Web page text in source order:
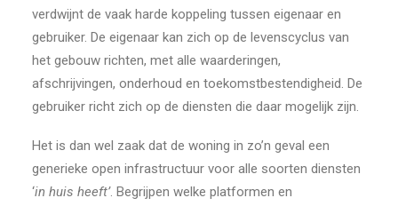
verdwijnt de vaak harde koppeling tussen eigenaar en
gebruiker. De eigenaar kan zich op de levenscyclus van
het gebouw richten, met alle waarderingen,
afschrijvingen, onderhoud en toekomstbestendigheid. De
gebruiker richt zich op de diensten die daar mogelijk zijn.
Het is dan wel zaak dat de woning in zo’n geval een
generieke open infrastructuur voor alle soorten diensten
‘in huis heeft’. Begrijpen welke platformen en